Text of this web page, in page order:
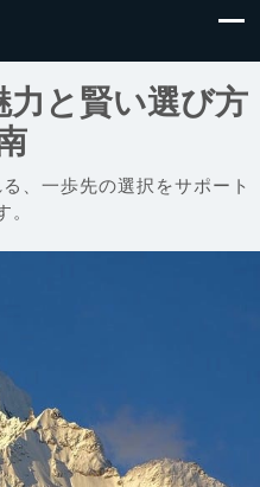
力と賢い選び方
、一歩先の選択をサポート
。